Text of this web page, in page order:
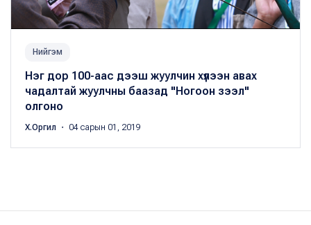
Нийгэм
Нэг дор 100-аас дээш жуулчин хүлээн авах
чадалтай жуулчны баазад "Ногоон зээл"
олгоно
Х.Оргил ・ 04 сарын 01, 2019